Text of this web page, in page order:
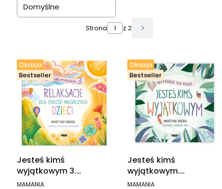
Domyślne
Strona z 2 Następne produkty
Okazja
Bestseller
Jesteś kimś
wyjątkowym 3.
Relaksacje dla (nieco)
PRODUCENT
MAMANIA
Okazja
Bestseller
Jesteś kimś
wyjątkowym.
Relaksacje dla dzieci
PRODUCENT
MAMANIA